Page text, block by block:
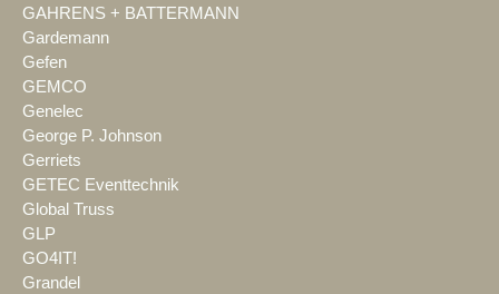
GAHRENS + BATTERMANN
Gardemann
Gefen
GEMCO
Genelec
George P. Johnson
Gerriets
GETEC Eventtechnik
Global Truss
GLP
GO4IT!
Grandel